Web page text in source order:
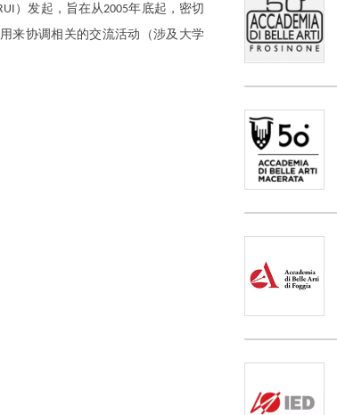
）发起，旨在从2005年底起，密切
来协调相关的交流活动（涉及大学